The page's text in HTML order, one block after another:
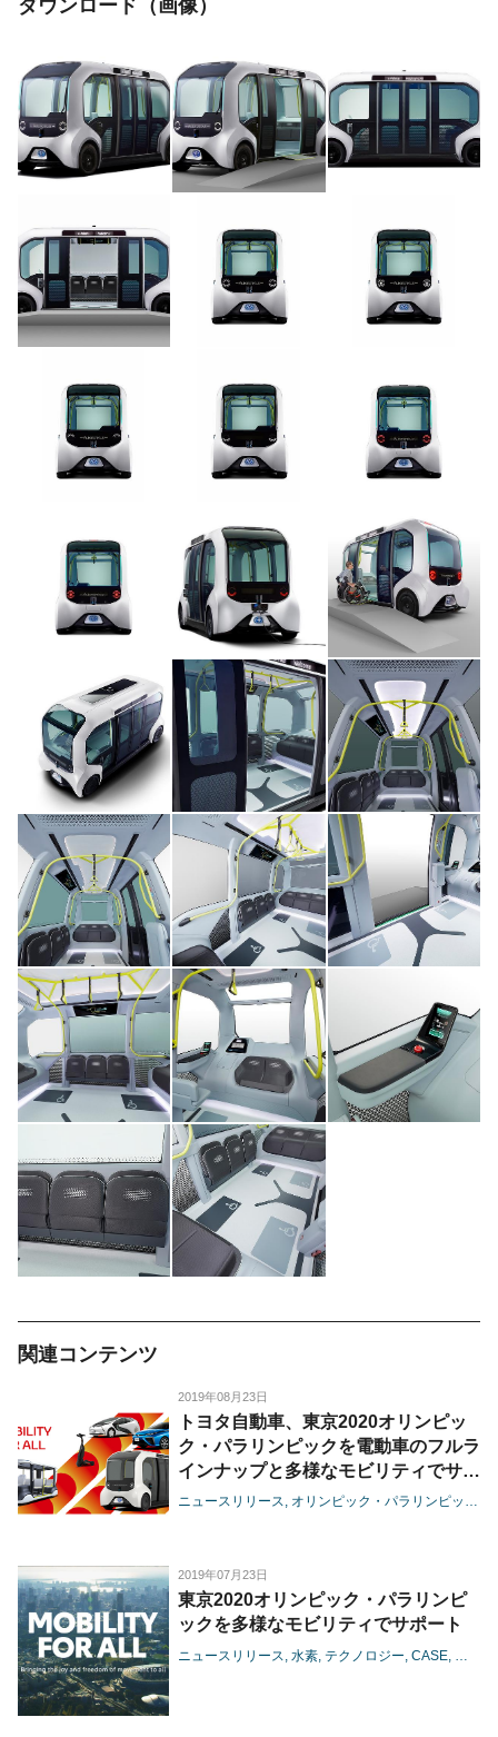
ダウンロード（画像）
関連コンテンツ
2019年08月23日
トヨタ自動車、東京2020オリンピッ
ク・パラリンピックを電動車のフルラ
インナップと多様なモビリティでサポ
ート
ニュースリリース オリンピック・パラリンピック
2019年07月23日
東京2020オリンピック・パラリンピ
ックを多様なモビリティでサポート
ニュースリリース 水素 テクノロジー CASE